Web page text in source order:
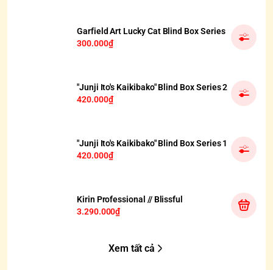
Garfield Art Lucky Cat Blind Box Series
300.000₫
"Junji Ito's Kaikibako" Blind Box Series 2
420.000₫
"Junji Ito's Kaikibako" Blind Box Series 1
420.000₫
Kirin Professional // Blissful
3.290.000₫
Xem tất cả